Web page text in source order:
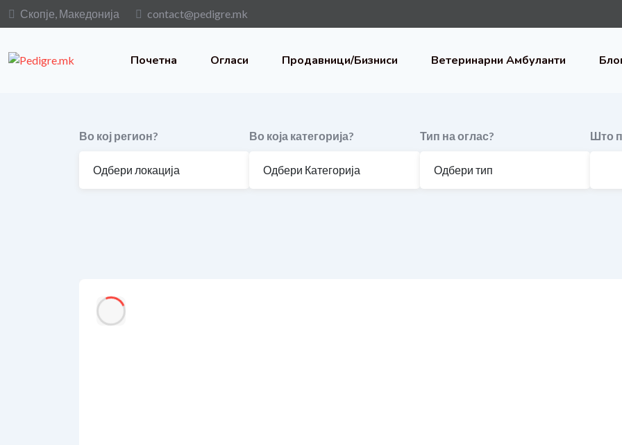
Скопје, Македонија contact@pedigre.mk
Почетна Огласи Продавници/Бизниси Ветеринарни Амбуланти
Во кој регион? Во која категорија? Тип на оглас? Што